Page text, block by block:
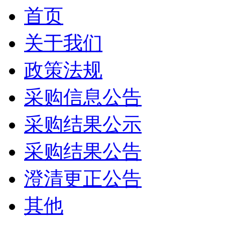
首页
关于我们
政策法规
采购信息公告
采购结果公示
采购结果公告
澄清更正公告
其他